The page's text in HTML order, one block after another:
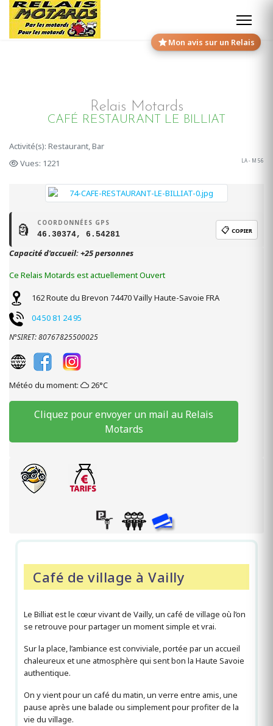
Mon avis sur un Relais
Relais Motards
CAFÉ RESTAURANT LE BILLIAT
Activité(s): Restaurant, Bar
Vues: 1221
LA - M 56
🗿 COORDONNÉES GPS
46.30374, 6.54281 📋 COPIER
Capacité d'accueil: +25 personnes
Ce Relais Motards est actuellement Ouvert
162 Route du Brevon 74470VaillyHaute-Savoie FRA
04 50 81 24 95
N°SIRET: 80767825500025
Météo du moment: 26°C
Cliquez pour envoyer un mail au Relais
Motards
Café de village à Vailly
Le Billiat est le cœur vivant de Vailly, un café de village où l’on
se retrouve pour partager un moment simple et vrai.
Sur la place, l’ambiance est conviviale, portée par un accueil
chaleureux et une atmosphère qui sent bon la Haute Savoie
authentique.
On y vient pour un café du matin, un verre entre amis, une
pause après une balade ou simplement pour profiter de la
vie du village.